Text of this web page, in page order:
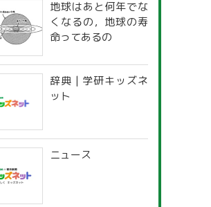
一覧」
地球はあと何年でな
くなるの，地球の寿
命ってあるの
辞典 | 学研キッズネ
ット
ニュース